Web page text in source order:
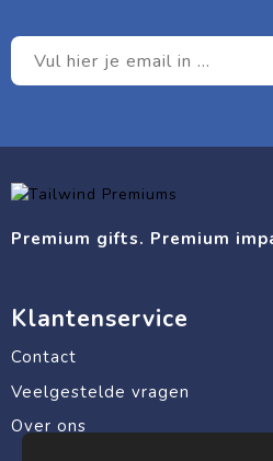
Premium gifts. Premium
Klantenservice
Contact
Veelgestelde vragen
Over ons